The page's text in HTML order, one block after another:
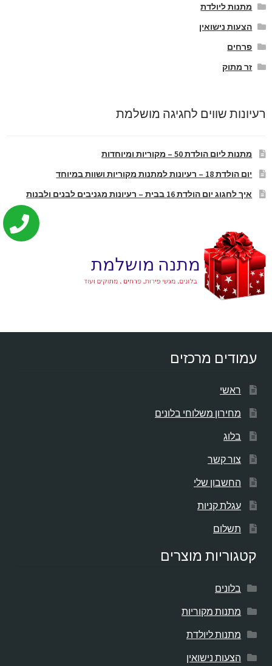
מתנות ליולדת
הצעות נישואין
פרחים
זר מתוק
רעיונות שווים לחגיגה מושלמת
מתנות ליום הולדת 50 – מקוריות ומיוחדות
יום הולדת 18 – רעיונות למתנות מקוריות ושוות במיוחד
איך לחגוג יום הולדת 16 בבית – רעיונות מגניבים לבנים ולבנות
עמודים מרכזים
ראשי
מחירון משלוחי בלונים
בלוג
צור קשר
החשבון שלי
עגלת קניות
תשלום
קטגוריות מוצרים
בלונים
מתנות מקוריות
מתנות ליולדת
הצעות נישואין